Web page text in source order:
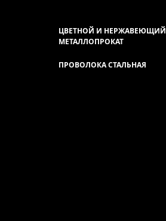
ЦВЕТНОЙ И НЕРЖАВЕЮЩИЙ
МЕТАЛЛОПРОКАТ
ПРОВОЛОКА СТАЛЬНАЯ